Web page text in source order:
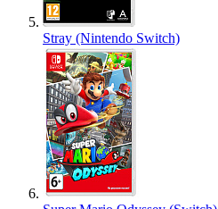
Stray (Nintendo Switch)